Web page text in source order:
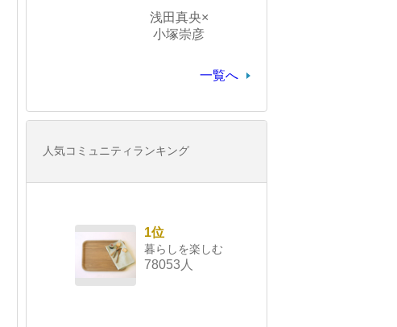
浅田真央×
小塚崇彦
一覧へ
人気コミュニティランキング
1位
暮らしを楽しむ
78053人